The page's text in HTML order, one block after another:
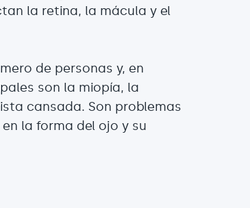
la retina, la mácula y el
de personas y, en
son la miopía, la
cansada. Son problemas
la forma del ojo y su